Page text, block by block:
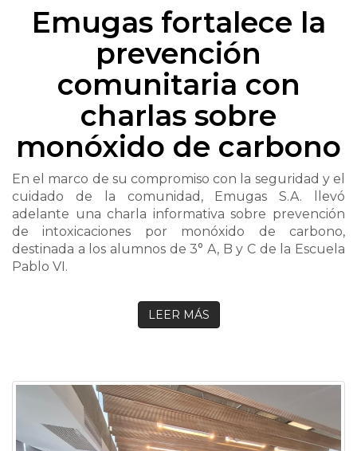
Emugas fortalece la
prevención
comunitaria con
charlas sobre
monóxido de carbono
En el marco de su compromiso con la seguridad y el
cuidado de la comunidad, Emugas S.A. llevó
adelante una charla informativa sobre prevención
de intoxicaciones por monóxido de carbono,
destinada a los alumnos de 3° A, B y C de la Escuela
Pablo VI.
LEER MÁS